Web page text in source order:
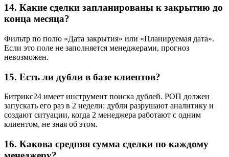
14. Какие сделки запланированы к закрытию до
конца месяца?
Фильтр по полю «Дата закрытия» или «Планируемая дата».
Если это поле не заполняется менеджерами, прогноз
невозможен.
15. Есть ли дубли в базе клиентов?
Битрикс24 имеет инструмент поиска дублей. РОП должен
запускать его раз в 2 недели: дубли разрушают аналитику и
создают ситуации, когда 2 менеджера работают с одним
клиентом, не зная об этом.
16. Какова средняя сумма сделки по каждому